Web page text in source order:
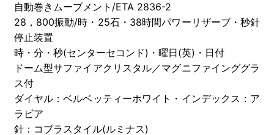
自動巻きムーブメント/ETA 2836-2
28，800振動/時・25石・38時間パワーリザーブ・秒針
停止装置
時・分・秒(センターセコンド)・曜日(英)・日付
ドーム型サファイアクリスタル／マグニファインググラ
ス付
ダイヤル：ベルベッティーホワイト・インデックス：ア
ラビア
針：コブラスタイル(ルミナス)